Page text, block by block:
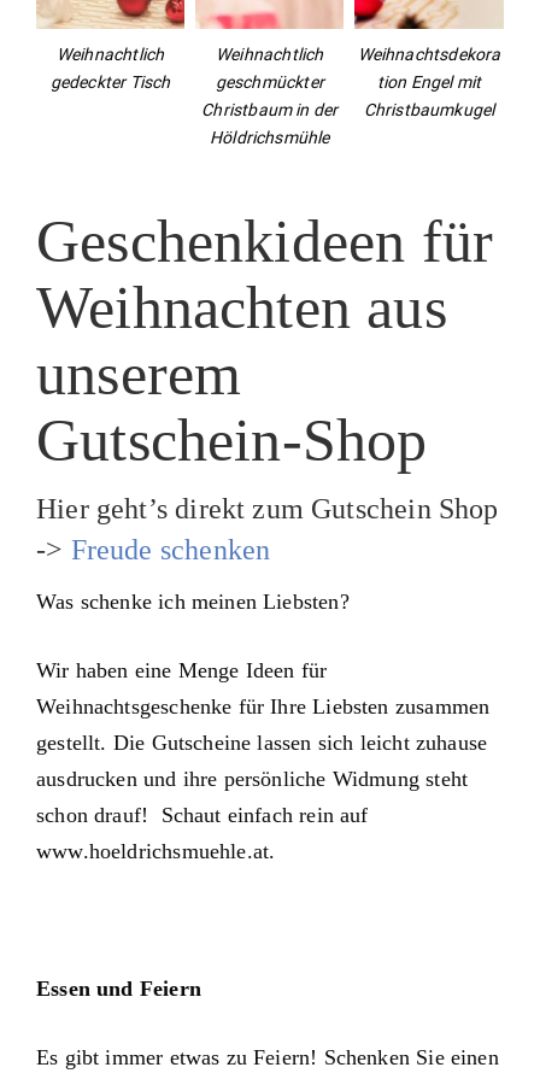
Weihnachtlich
gedeckter Tisch
Weihnachtlich
geschmückter
Christbaum in der
Höldrichsmühle
Weihnachtsdekora
tion Engel mit
Christbaumkugel
Geschenkideen für
Weihnachten aus
unserem
Gutschein-Shop
Hier geht’s direkt zum Gutschein Shop
-> Freude schenken
Was schenke ich meinen Liebsten?
Wir haben eine Menge Ideen für
Weihnachtsgeschenke für Ihre Liebsten zusammen
gestellt. Die Gutscheine lassen sich leicht zuhause
ausdrucken und ihre persönliche Widmung steht
schon drauf! Schaut einfach rein auf
www.hoeldrichsmuehle.at.
Essen und Feiern
Es gibt immer etwas zu Feiern! Schenken Sie einen